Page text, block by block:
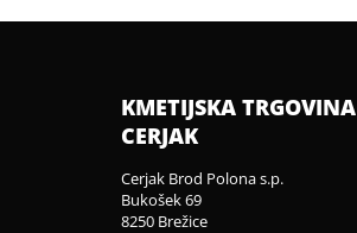
KMETIJSKA TRGOVINA
CERJAK
Cerjak Brod Polona s.p.
Bukošek 69
8250 Brežice